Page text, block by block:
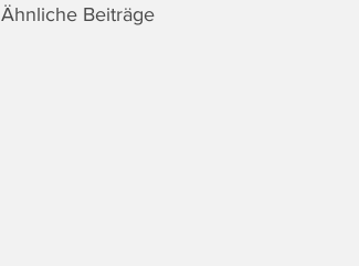
Ähnliche Beiträge